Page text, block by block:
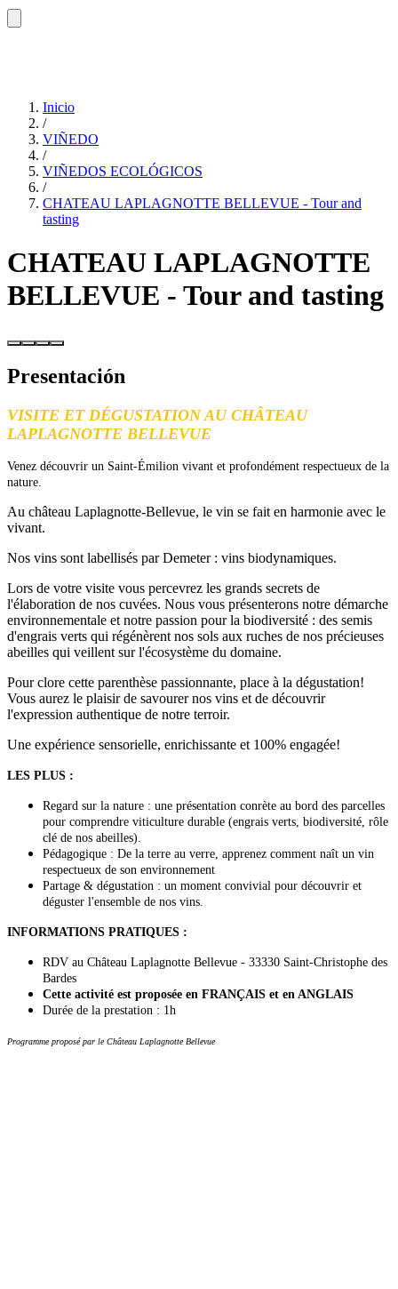
Inicio
/
VIÑEDO
/
VIÑEDOS ECOLÓGICOS
/
CHATEAU LAPLAGNOTTE BELLEVUE - Tour and
tasting
CHATEAU LAPLAGNOTTE
BELLEVUE - Tour and tasting
Presentación
VISITE ET DÉGUSTATION AU CHÂTEAU
LAPLAGNOTTE BELLEVUE
Venez découvrir un Saint-Émilion vivant et profondément respectueux de la
nature.
Au château Laplagnotte-Bellevue, le vin se fait en harmonie avec le
vivant.
Nos vins sont labellisés par Demeter : vins biodynamiques.
Lors de votre visite vous percevrez les grands secrets de
l'élaboration de nos cuvées. Nous vous présenterons notre démarche
environnementale et notre passion pour la biodiversité : des semis
d'engrais verts qui régénèrent nos sols aux ruches de nos précieuses
abeilles qui veillent sur l'écosystème du domaine.
Pour clore cette parenthèse passionnante, place à la dégustation!
Vous aurez le plaisir de savourer nos vins et de découvrir
l'expression authentique de notre terroir.
Une expérience sensorielle, enrichissante et 100% engagée!
LES PLUS :
Regard sur la nature : une présentation conrète au bord des parcelles
pour comprendre viticulture durable (engrais verts, biodiversité, rôle
clé de nos abeilles).
Pédagogique : De la terre au verre, apprenez comment naît un vin
respectueux de son environnement
Partage & dégustation : un moment convivial pour découvrir et
déguster l'ensemble de nos vins.
INFORMATIONS PRATIQUES :
RDV au Château Laplagnotte Bellevue - 33330 Saint-Christophe des
Bardes
Cette activité est proposée en FRANÇAIS et en ANGLAIS
Durée de la prestation : 1h
Programme proposé par le Château Laplagnotte Bellevue